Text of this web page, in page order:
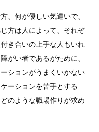
、何が優しい気遣いで、
方は人によって、それぞ
き合いの上手な人もいれ
がい者であるがために、
ションがうまくいかない
ーションを苦手とする
のような職場作りが求め